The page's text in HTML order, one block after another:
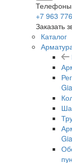
Телефоны
+7 963
Заказать
Каталог